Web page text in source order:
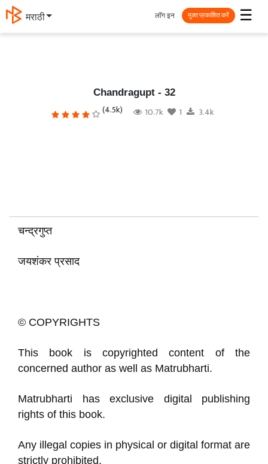
मराठी ☰
लॉग इन मुक्त प्रकाशित करें
Chandragupt - 32
(4.5k) 10.7k 1 3.4k
चन्द्रगुप्त
जयशंकर प्रसाद
© COPYRIGHTS
This book is copyrighted content of the
concerned author as well as Matrubharti.
Matrubharti has exclusive digital publishing
rights of this book.
Any illegal copies in physical or digital format are
strictly prohibited.